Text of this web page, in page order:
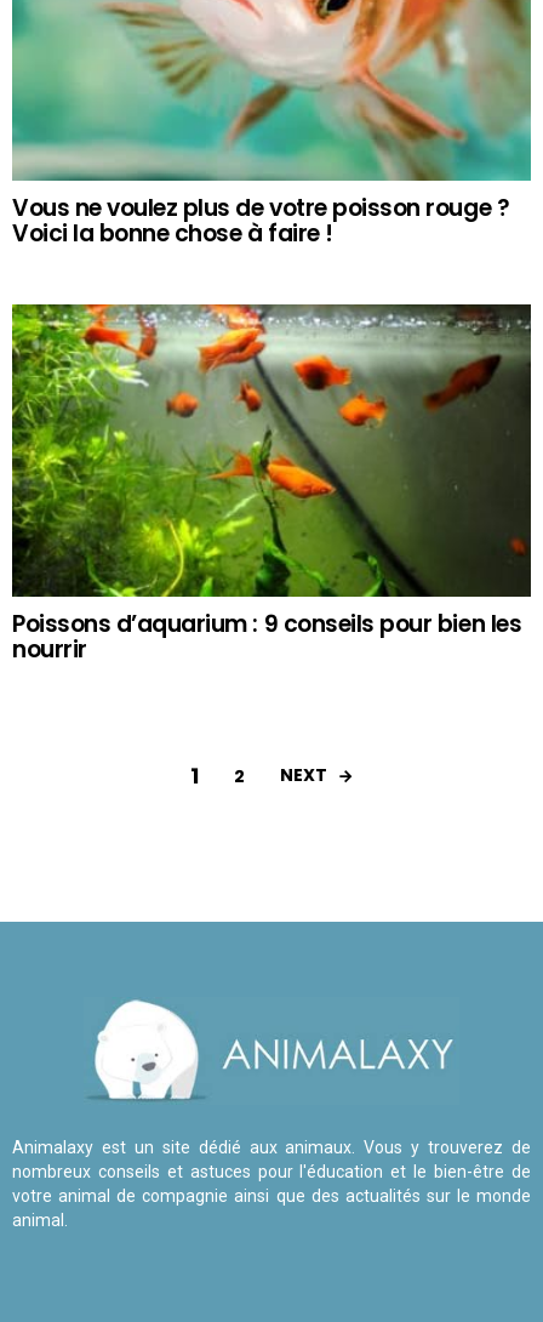
Vous ne voulez plus de votre poisson rouge ?
Voici la bonne chose à faire !
Poissons d’aquarium : 9 conseils pour bien les
nourrir
1 2 NEXT
Animalaxy est un site dédié aux animaux. Vous y trouverez de
nombreux conseils et astuces pour l'éducation et le bien-être de
votre animal de compagnie ainsi que des actualités sur le monde
animal.